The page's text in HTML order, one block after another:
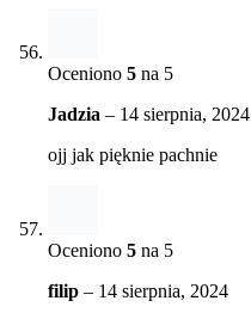
Oceniono 5 na 5
Jadzia – 14 sierpnia, 2024
ojj jak pięknie pachnie
Oceniono 5 na 5
filip – 14 sierpnia, 2024